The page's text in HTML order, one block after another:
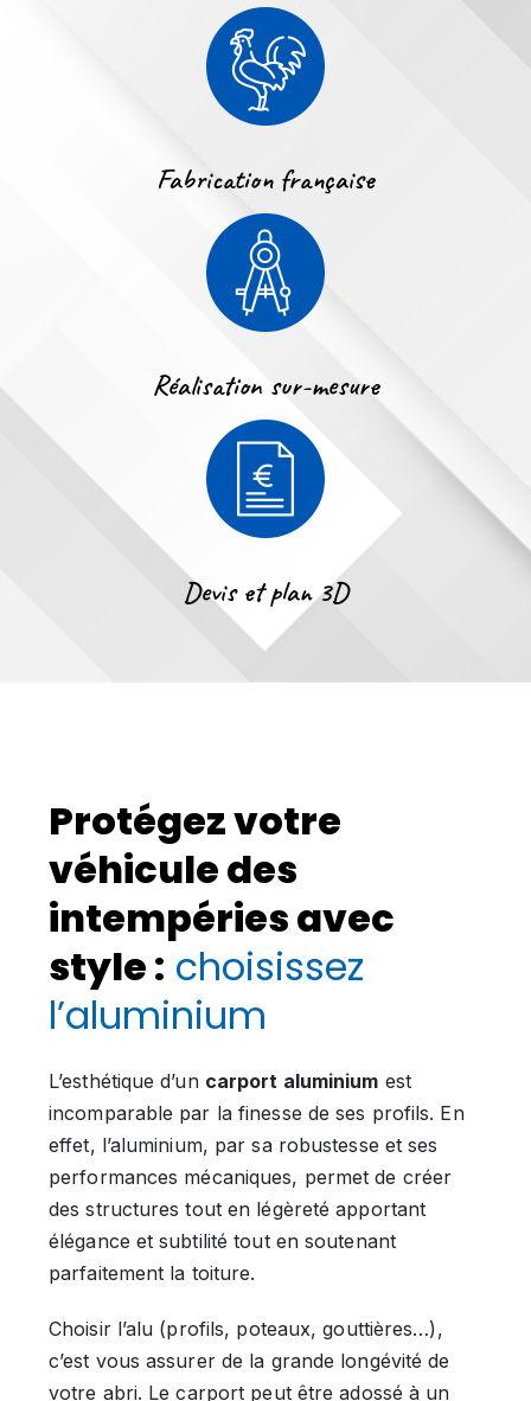
Fabrication française
Réalisation sur-mesure
Devis et plan 3D
Protégez votre
véhicule des
intempéries avec
style : choisissez
l’aluminium
L’esthétique d’un carport aluminium est
incomparable par la finesse de ses profils. En
effet, l’aluminium, par sa robustesse et ses
performances mécaniques, permet de créer
des structures tout en légèreté apportant
élégance et subtilité tout en soutenant
parfaitement la toiture.
Choisir l’alu (profils, poteaux, gouttières…),
c’est vous assurer de la grande longévité de
votre abri. Le carport peut être adossé à un